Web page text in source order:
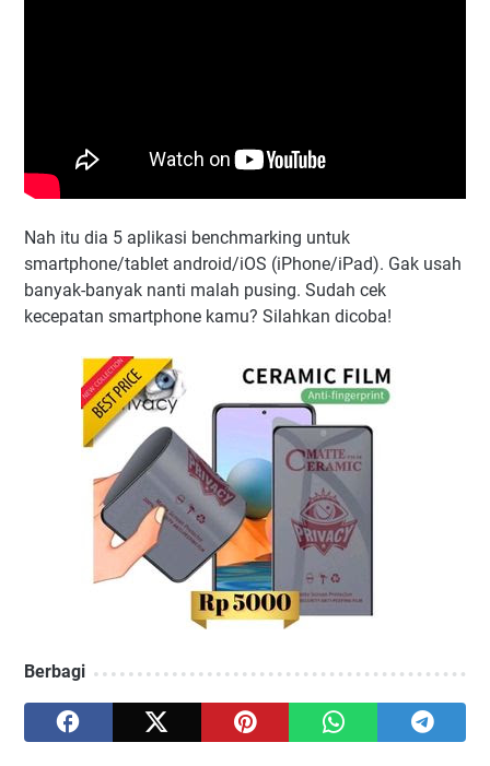
Nah itu dia 5 aplikasi benchmarking untuk
smartphone/tablet android/iOS (iPhone/iPad). Gak usah
banyak-banyak nanti malah pusing. Sudah cek
kecepatan smartphone kamu? Silahkan dicoba!
Berbagi